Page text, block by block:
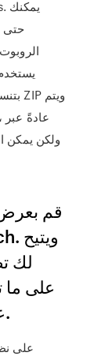
قم بعرض
لك
على ما
عن الجهاز الذي تستخدمه حاليًا.